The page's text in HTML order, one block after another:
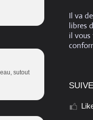
sutout
Il va
libres
il vous